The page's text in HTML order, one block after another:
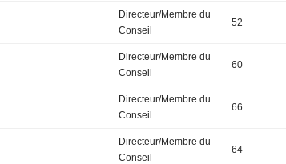
Directeur/Membre du
Conseil
52
Directeur/Membre du
Conseil
60
Directeur/Membre du
Conseil
66
Directeur/Membre du
Conseil
64